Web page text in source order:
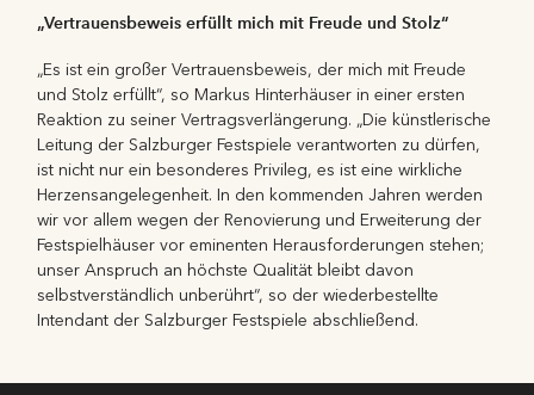
„Vertrauensbeweis erfüllt mich mit Freude und Stolz“
„Es ist ein großer Vertrauensbeweis, der mich mit Freude
und Stolz erfüllt“, so Markus Hinterhäuser in einer ersten
Reaktion zu seiner Vertragsverlängerung. „Die künstlerische
Leitung der Salzburger Festspiele verantworten zu dürfen,
ist nicht nur ein besonderes Privileg, es ist eine wirkliche
Herzensangelegenheit. In den kommenden Jahren werden
wir vor allem wegen der Renovierung und Erweiterung der
Festspielhäuser vor eminenten Herausforderungen stehen;
unser Anspruch an höchste Qualität bleibt davon
selbstverständlich unberührt“, so der wiederbestellte
Intendant der Salzburger Festspiele abschließend.